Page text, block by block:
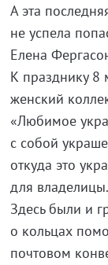
А эта
не успела
Елена
К празднику 8
женский
«Любимое
с собой
откуда это
для владелицы.
Здесь были и
o кольцах
почтовом